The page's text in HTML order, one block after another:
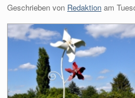
Geschrieben von Redaktion am